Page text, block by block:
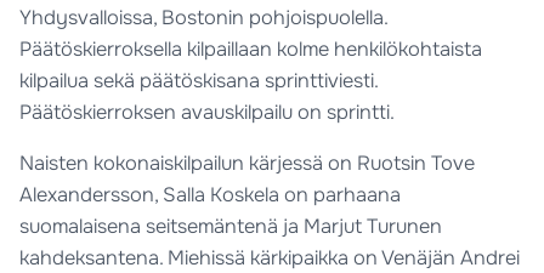
Yhdysvalloissa, Bostonin pohjoispuolella.
Päätöskierroksella kilpaillaan kolme henkilökohtaista
kilpailua sekä päätöskisana sprinttiviesti.
Päätöskierroksen avauskilpailu on sprintti.
Naisten kokonaiskilpailun kärjessä on Ruotsin Tove
Alexandersson, Salla Koskela on parhaana
suomalaisena seitsemäntenä ja Marjut Turunen
kahdeksantena. Miehissä kärkipaikka on Venäjän Andrei